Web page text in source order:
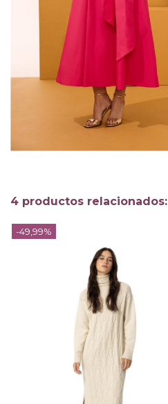
4 productos relacionados:
-49,99%